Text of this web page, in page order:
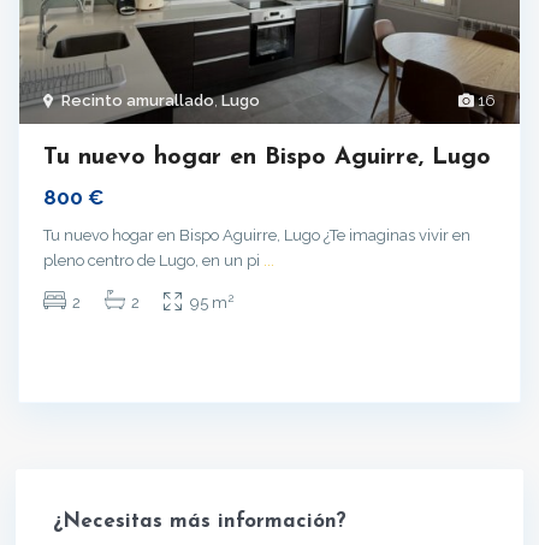
16
Recinto amurallado,Lugo
Tu nuevo hogar en Bispo Aguirre, Lugo
800 €
Tu nuevo hogar en Bispo Aguirre, Lugo ¿Te imaginas vivir en
pleno centro de Lugo, en un pi
2 2 95 m2
¿Necesitas más información?